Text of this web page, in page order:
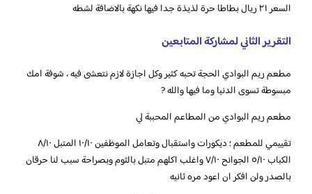
السعر ٢١ ريال بطاطا حرة لذيذة جدا فيها نكهة بالاضافة لشطه
التقرير الثاني لمشاركة المتابعين
‏مطعم ريم البوادي الحجة تحبه كثير وكل اجازة لازم نتعشى فيه ، شوفة امك
مبسوطة تسوى الدنيا وما فيها والله ?
‏مطعم ريم البوادي من المطاعم المحببة لي
تقييمي للمطعم ؛ ديكورات واستقبال وتعامل الموظفين ١٠/١٠ المتبل ٨/١٠
الكباب ٥/١٠ الجوانح ٧/١٠ واغلب اكلهم متبل بالثوم وبصراحة سبب لنا حرقان
بالصدر ولن افكر ان اعود مره ثانيه